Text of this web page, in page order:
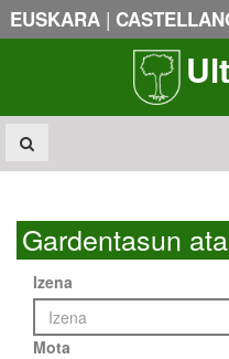
EUSKARA |
Gardentasun
Izena
Mota